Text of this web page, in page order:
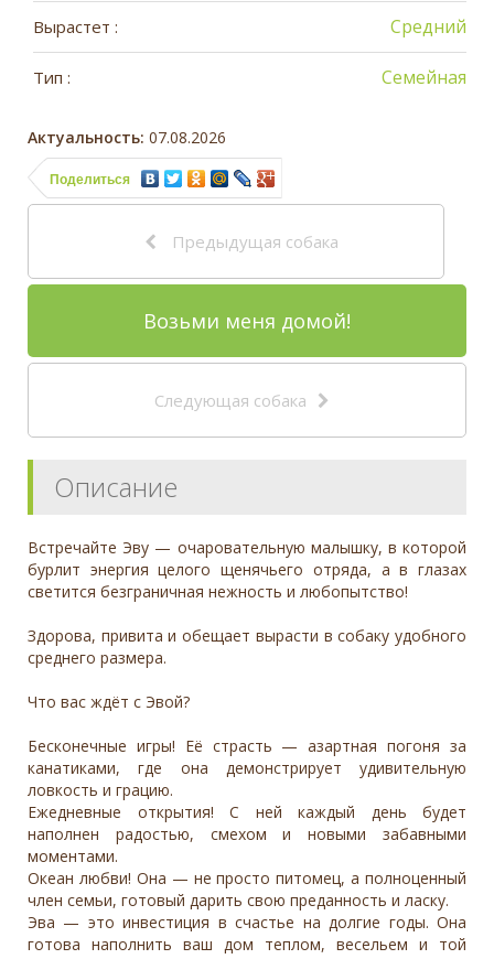
Вырастет : Средний
Тип : Семейная
Актуальность: 07.08.2026
Поделиться
Предыдущая собака
Возьми меня домой!
Следующая собака
Описание
Встречайте Эву — очаровательную малышку, в которой
бурлит энергия целого щенячьего отряда, а в глазах
светится безграничная нежность и любопытство!
Здорова, привита и обещает вырасти в собаку удобного
среднего размера.
Что вас ждёт с Эвой?
Бесконечные игры! Её страсть — азартная погоня за
канатиками, где она демонстрирует удивительную
ловкость и грацию.
Ежедневные открытия! С ней каждый день будет
наполнен радостью, смехом и новыми забавными
моментами.
Океан любви! Она — не просто питомец, а полноценный
член семьи, готовый дарить свою преданность и ласку.
Эва — это инвестиция в счастье на долгие годы. Она
готова наполнить ваш дом теплом, весельем и той